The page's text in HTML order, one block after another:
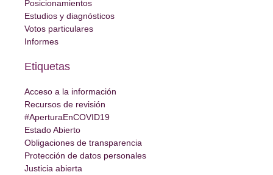
Posicionamientos
Estudios y diagnósticos
Votos particulares
Informes
Etiquetas
Acceso a la información
Recursos de revisión
#AperturaEnCOVID19
Estado Abierto
Obligaciones de transparencia
Protección de datos personales
Justicia abierta